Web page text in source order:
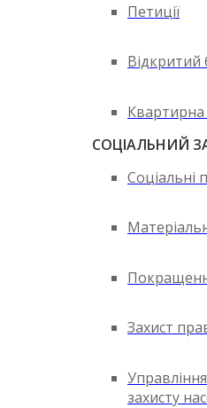
Петиції
Квартирна
СОЦІАЛЬНИЙ
Соціальні
Захист
Управління
захисту